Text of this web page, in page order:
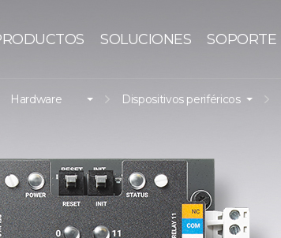
SOLUCIONES SOPORTE
Hardware Dispositivos periféricos